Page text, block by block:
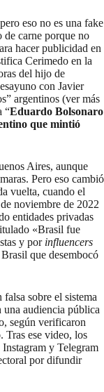
eso no es una fake
de carne porque no
hacer publicidad en
Cerimedo en la
del hijo de
con Javier
argentinos (ver más
“Eduardo Bolsonaro
que mintió
Aires, aunque
Pero eso cambió
vuelta, cuando el
noviembre de 2022
entidades privadas
«Brasil fue
y por influencers
que desembocó
sobre el sistema
audiencia pública
según verificaron
Tras ese video, los
y Telegram
por difundir